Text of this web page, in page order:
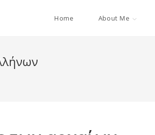
Home About Me